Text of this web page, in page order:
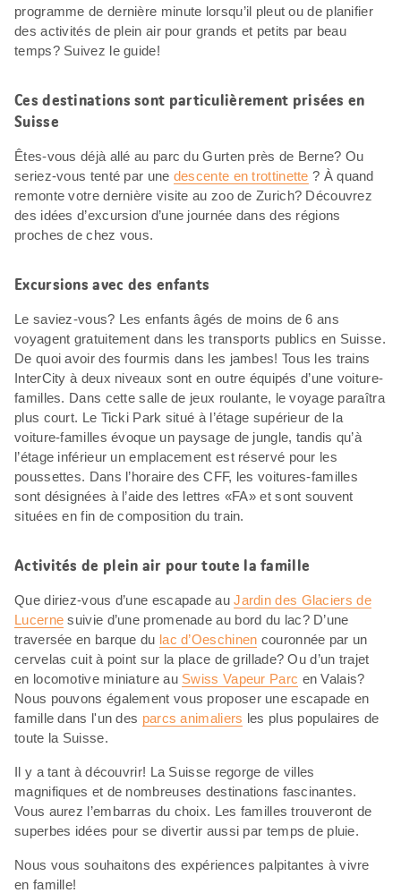
programme de dernière minute lorsqu’il pleut ou de planifier
des activités de plein air pour grands et petits par beau
temps? Suivez le guide!
Ces destinations sont particulièrement prisées en
Suisse
Êtes-vous déjà allé au parc du Gurten près de Berne? Ou
seriez-vous tenté par une descente en trottinette ? À quand
remonte votre dernière visite au zoo de Zurich? Découvrez
des idées d’excursion d’une journée dans des régions
proches de chez vous.
Excursions avec des enfants
Le saviez-vous? Les enfants âgés de moins de 6 ans
voyagent gratuitement dans les transports publics en Suisse.
De quoi avoir des fourmis dans les jambes! Tous les trains
InterCity à deux niveaux sont en outre équipés d’une voiture-
familles. Dans cette salle de jeux roulante, le voyage paraîtra
plus court. Le Ticki Park situé à l’étage supérieur de la
voiture-familles évoque un paysage de jungle, tandis qu’à
l’étage inférieur un emplacement est réservé pour les
poussettes. Dans l’horaire des CFF, les voitures-familles
sont désignées à l’aide des lettres «FA» et sont souvent
situées en fin de composition du train.
Activités de plein air pour toute la famille
Que diriez-vous d’une escapade auJardin des Glaciers de
Lucerne suivie d’une promenade au bord du lac? D’une
traversée en barque du lac d’Oeschinen couronnée par un
cervelas cuit à point sur la place de grillade? Ou d’un trajet
en locomotive miniature au Swiss Vapeur Parc en Valais?
Nous pouvons également vous proposer une escapade en
famille dans l'un des parcs animaliers les plus populaires de
toute la Suisse.
Il y a tant à découvrir! La Suisse regorge de villes
magnifiques et de nombreuses destinations fascinantes.
Vous aurez l’embarras du choix. Les familles trouveront de
superbes idées pour se divertir aussi par temps de pluie.
Nous vous souhaitons des expériences palpitantes à vivre
en famille!